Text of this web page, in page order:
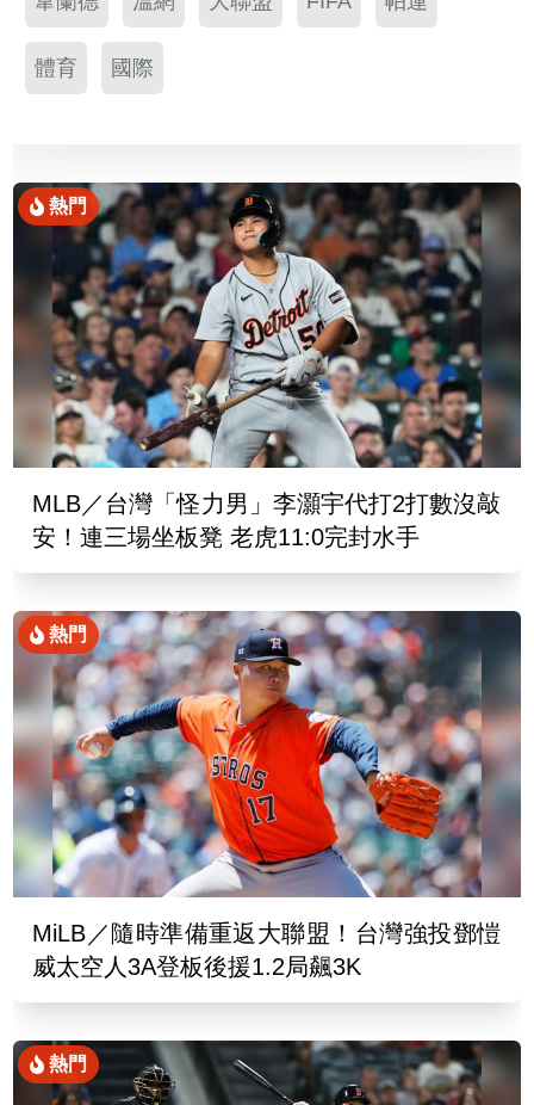
體育 國際
熱門
MLB／台灣「怪力男」李灝宇代打2打數沒敲
安！連三場坐板凳 老虎11:0完封水手
熱門
MiLB／隨時準備重返大聯盟！台灣強投鄧愷
威太空人3A登板後援1.2局飆3K
熱門